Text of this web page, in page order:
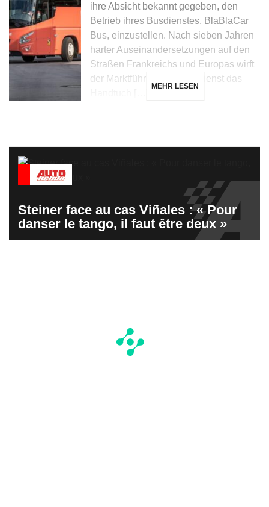
ihre Absicht bekannt gegeben, den
Betrieb ihres Busdienstes, BlaBlaCar
Bus, einzustellen. Nach sieben Jahren
harter Auseinandersetzungen auf den
Straßen Frankreichs und Europas wirft
der Marktführer im Mitfahrdienst das
MEHR LESEN
Steiner face au cas Viñales : « Pour
danser le tango, il faut être deux »